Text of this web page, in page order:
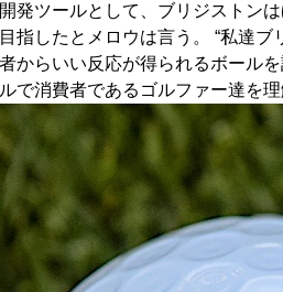
発ツールとして、ブリジストン
指したとメロウは言う。 “私達
からいい反応が得られるボール
で消費者であるゴルファー達を